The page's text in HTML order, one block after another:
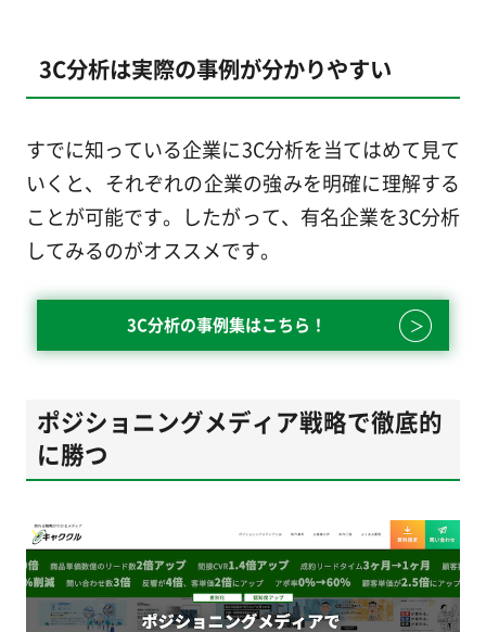
3C分析は実際の事例が分かりやすい
すでに知っている企業に3C分析を当てはめて見て
いくと、それぞれの企業の強みを明確に理解する
ことが可能です。したがって、有名企業を3C分析
してみるのがオススメです。
3C分析の事例集はこちら！
ポジショニングメディア戦略で徹底的
に勝つ